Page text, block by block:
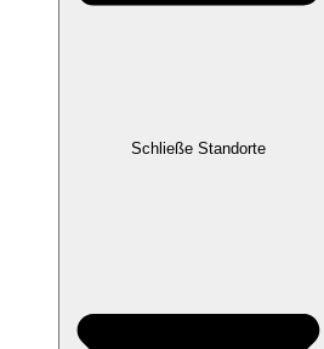
Schließe Standorte